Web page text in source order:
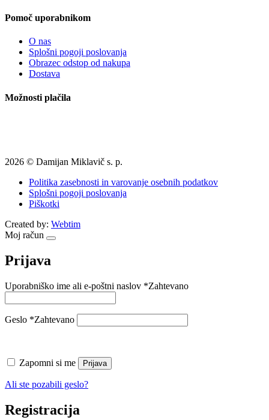
Pomoč uporabnikom
O nas
Splošni pogoji poslovanja
Obrazec odstop od nakupa
Dostava
Možnosti plačila
2026 © Damijan Miklavič s. p.
Politika zasebnosti in varovanje osebnih podatkov
Splošni pogoji poslovanja
Piškotki
Created by: Webtim
Moj račun
Prijava
Uporabniško ime ali e-poštni naslov *Zahtevano
Geslo *Zahtevano
Zapomni si me Prijava
Ali ste pozabili geslo?
Registracija